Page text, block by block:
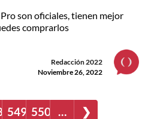
son oficiales, tienen mejor
comprarlos
Redacción 2022
Noviembre 26, 2022
549 550 … ❯